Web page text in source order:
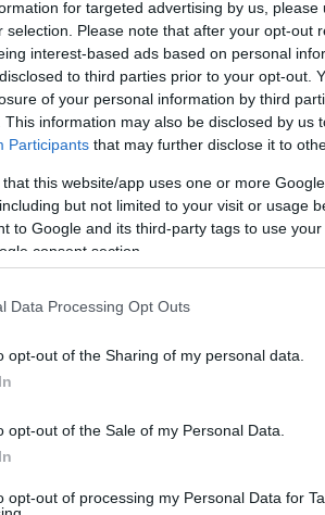
for targeted advertising by us,
selection. Please note that after your opt-out
interest-based ads based on personal
to third parties prior to your opt-out.
of your personal information by third
This information may also be disclosed by us
Participants that may further disclose it to
that this website/app uses one or more
but not limited to your visit or usage
to Google and its third-party tags to use
consent section.
Data Processing Opt Outs
opt-out of the Sharing of my personal data.
opt-out of the Sale of my Personal Data.
opt-out of processing my Personal Data for
Napi horoszkóp: A
komoly nyereség, a Kosra
szerelem vár - április 20.
HOROSZKÓP
akik előbb
utóbb megkapják a